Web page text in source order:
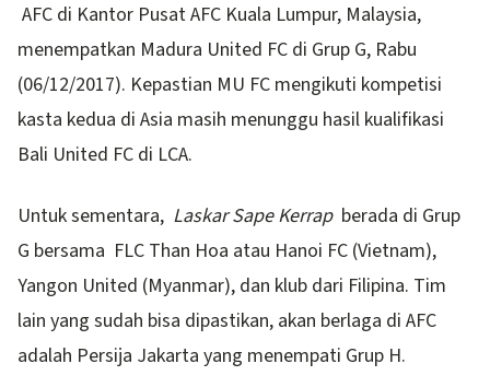
AFC di Kantor Pusat AFC Kuala Lumpur, Malaysia,
menempatkan Madura United FC di Grup G, Rabu
(06/12/2017). Kepastian MU FC mengikuti kompetisi
kasta kedua di Asia masih menunggu hasil kualifikasi
Bali United FC di LCA.
Untuk sementara, Laskar Sape Kerrap berada di Grup
G bersama FLC Than Hoa atau Hanoi FC (Vietnam),
Yangon United (Myanmar), dan klub dari Filipina. Tim
lain yang sudah bisa dipastikan, akan berlaga di AFC
adalah Persija Jakarta yang menempati Grup H.